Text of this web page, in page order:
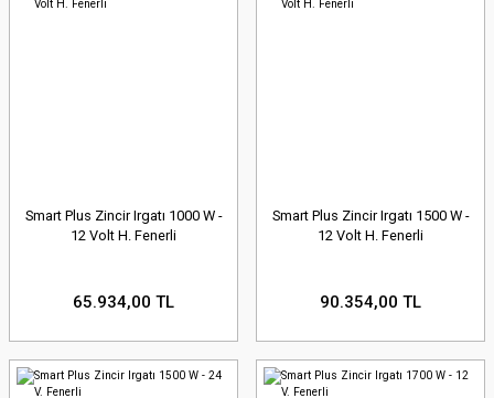
Smart Plus Zincir Irgatı 1000 W -
12 Volt H. Fenerli
65.934,00 TL
Smart Plus Zincir Irgatı 1500 W -
12 Volt H. Fenerli
90.354,00 TL